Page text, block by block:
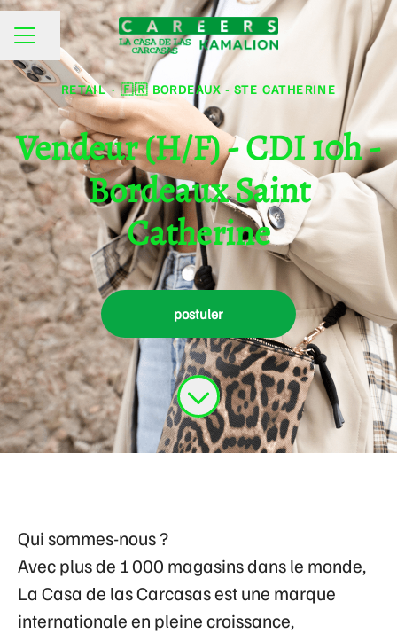
MENU CARRIÈRE
Partager la page
RETAIL · 🇫🇷 BORDEAUX - STE CATHERINE
Vendeur (H/F) - CDI 10h -
Bordeaux Saint
Catherine
postuler
Qui sommes-nous ?
Avec plus de 1 000 magasins dans le monde,
La Casa de las Carcasasest une marque
internationale en pleine croissance,